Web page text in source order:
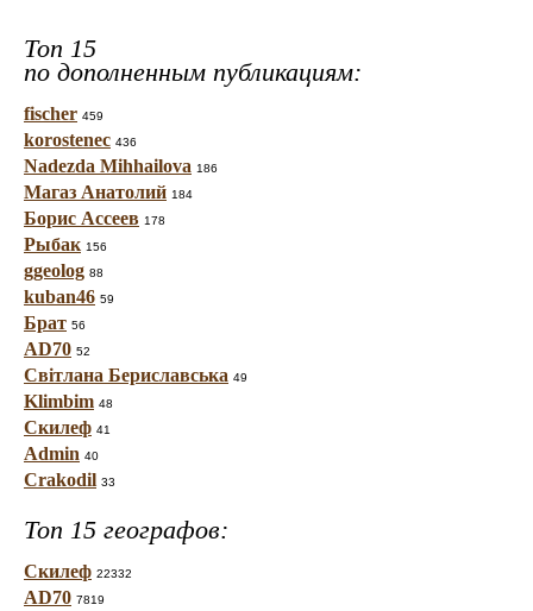
Топ 15
по дополненным публикациям:
fischer 459
korostenec 436
Nadezda Mihhailova 186
Магаз Анатолий 184
Борис Ассеев 178
Рыбак 156
ggeolog 88
kuban46 59
Брат 56
AD70 52
Світлана Бериславська 49
Klimbim 48
Скилеф 41
Admin 40
Crakodil 33
Топ 15 географов:
Скилеф 22332
AD70 7819